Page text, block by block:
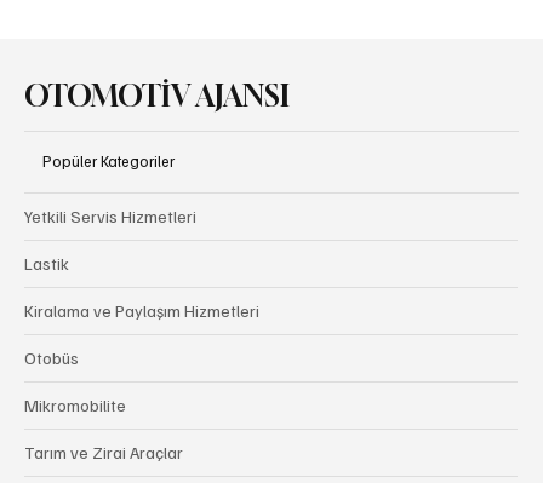
OTOMOTİV AJANSI
Popüler Kategoriler
Yetkili Servis Hizmetleri
Lastik
Kiralama ve Paylaşım Hizmetleri
Otobüs
Mikromobilite
Tarım ve Zirai Araçlar